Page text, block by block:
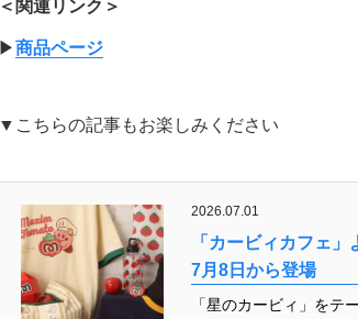
＜関連リンク＞
▶︎商品ページ
▼こちらの記事もお楽しみください
2026.07.01
「カービィカフェ
7月8日から登場
「星のカービィ」をテ